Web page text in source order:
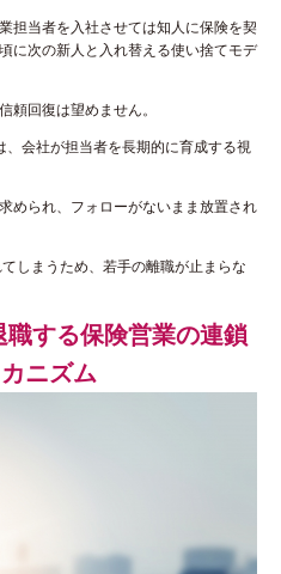
担当者を入社させては知人に保険を契
に次の新人と入れ替える使い捨てモデ
頼回復は望めません。
会社が担当者を長期的に育成する視
められ、フォローがないまま放置され
しまうため、若手の離職が止まらな
する保険営業の連鎖
ニズム